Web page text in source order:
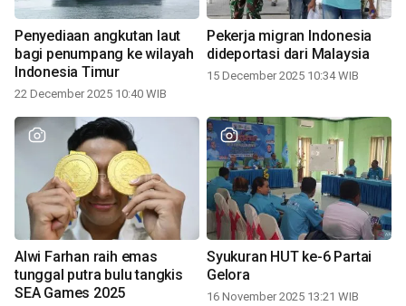
Penyediaan angkutan laut
bagi penumpang ke wilayah
Indonesia Timur
22 December 2025 10:40 WIB
Pekerja migran Indonesia
dideportasi dari Malaysia
15 December 2025 10:34 WIB
Alwi Farhan raih emas
tunggal putra bulu tangkis
SEA Games 2025
Syukuran HUT ke-6 Partai
Gelora
16 November 2025 13:21 WIB